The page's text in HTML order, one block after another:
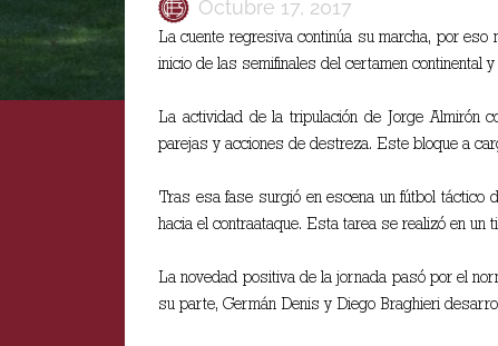
Octubre 17, 2017
La cuente regresiva continúa su marcha, por
inicio de las semifinales del certamen continental y
La actividad de la tripulación de Jorge Almirón
parejas y acciones de destreza. Este bloque a
Tras esa fase surgió en escena un fútbol táctico
hacia el contraataque. Esta tarea se realizó en un
La novedad positiva de la jornada pasó por el
su parte, Germán Denis y Diego Braghieri